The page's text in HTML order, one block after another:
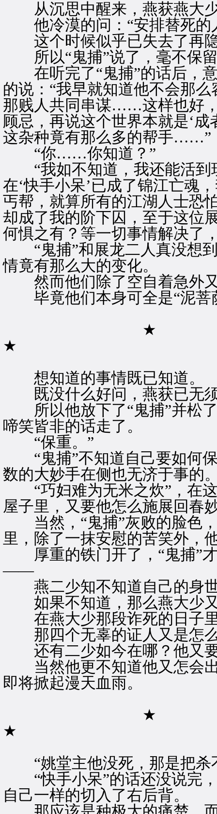
从沉思中醒来，燕获燕大
他冷漠的问：“安排替死的
这个时候似乎已失去了再
所以“鬼捕”说了，毫不保留
在听完了“鬼捕”的话后，意
的说：“我早就知道他不会那
那贱人共同串谋……这样也好
顾忌，再说这个世界本就是‘
这杂种竟有那么多的帮手……”
“你……你知道？”
“我如不知道，我还能活到
在‘快手小呆’已成了锦江亡魂
丐帮，就算所有的江湖人士恐
却成了我的阶下囚，至于这位
何惧之有？等一切事情解决
“鬼捕”和展龙二人真没想到
情竟有那么大的变化。
然而他们除了空自着急外
毕竟他们本身可全是“泥菩
★
★
想知道的事情既已知道。
既没什么好问，燕获已无
所以他放下了“鬼捕”并松了
啼笑皆非的话走了。
“保重。”
“鬼捕”不知道自己要如何保
数的大妙手在侧也无济于事的
“巧妇难为无米之炊”，在这
屋子里，又要他怎么施展回春
当然，“鬼捕”灰败的脸色，
里，除了一抹安慰的苦笑外，
厚重的铁门开了，“鬼捕”才
——
燕二少知不知道自己的身
如果不知道，那么燕大少
在燕大少那段诈死的日子里
那四个无辜的证人又是怎
还有二少如今在哪？他又
当然他更不知道他又怎会出
即将掀起漫天血雨。
★
★
“姚堂主他没死，那是把杀
“快手小呆”的话还没说完，
自己一样的切入了右后背。